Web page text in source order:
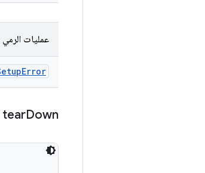
عمليات الرمي
Error
tearDown